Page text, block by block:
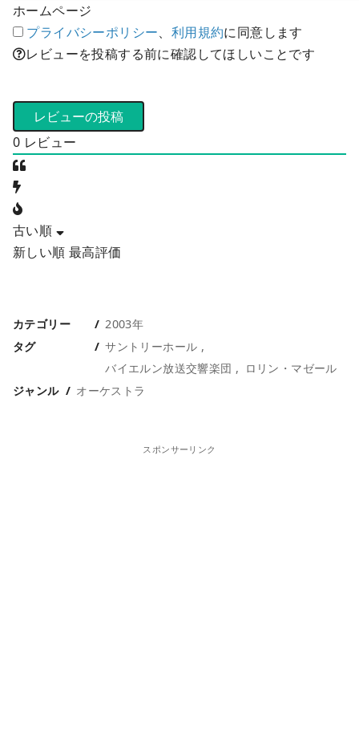
ホームページ
プライバシーポリシー、 利用規約に同意します
レビューを投稿する前に確認してほしいことです
0 レビュー
古い順
新しい順 最高評価
カテゴリー
2003年
タグ
サントリーホール
バイエルン放送交響楽団
ロリン・マゼール
ジャンル
オーケストラ
スポンサーリンク